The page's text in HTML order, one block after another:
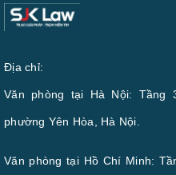
Địa chỉ:
Văn phòng tại Hà Nội: Tầng
phường Yên Hòa, Hà Nội.
Văn phòng tại Hồ Chí Minh: